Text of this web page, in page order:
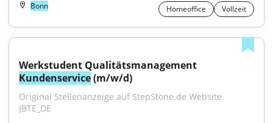
Bonn Homeoffice Vollzeit
Kundenservice (m/w/d)
Original Stellenanzeige auf StepStone.de Website
JBTE_DE